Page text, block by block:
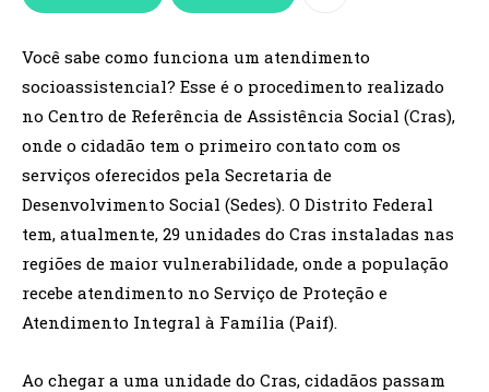
Você sabe como funciona um atendimento
socioassistencial? Esse é o procedimento realizado
no Centro de Referência de Assistência Social (Cras),
onde o cidadão tem o primeiro contato com os
serviços oferecidos pela Secretaria de
Desenvolvimento Social (Sedes). O Distrito Federal
tem, atualmente, 29 unidades do Cras instaladas nas
regiões de maior vulnerabilidade, onde a população
recebe atendimento no Serviço de Proteção e
Atendimento Integral à Família (Paif).
Ao chegar a uma unidade do Cras, cidadãos passam